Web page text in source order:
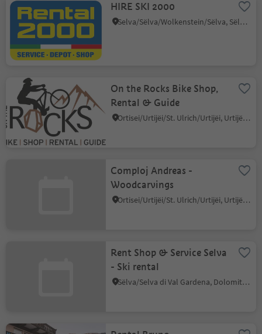
HIRE SKI 2000
Selva/Sëlva/Wolkenstein/Sëlva, Sëlva/Selva di Val Gardena, Dolomites Region Val Gardena
On the Rocks Bike Shop,
Rental & Guide
Ortisei/Urtijëi/St. Ulrich/Urtijëi, Urtijëi/Ortisei, Dolomites Region Val Gardena
Comploj Andreas -
Woodcarvings
Ortisei/Urtijëi/St. Ulrich/Urtijëi, Urtijëi/Ortisei, Dolomites Region Val Gardena
Rent Shop & Service Selva
- Ski rental
Sëlva/Selva di Val Gardena, Dolomites Region Val Gardena